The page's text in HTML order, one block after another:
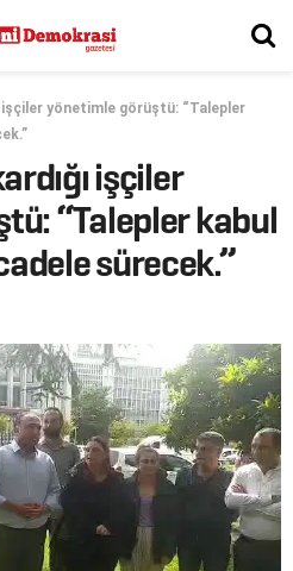
işçiler yönetimle görüştü: “Talepler
işçiler
“Talepler kabul
sürecek.”